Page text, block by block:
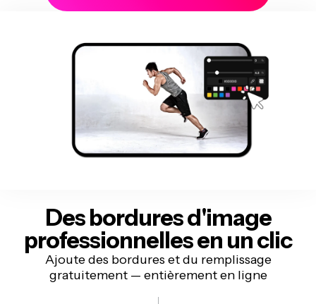
Des bordures d'image
professionnelles en un clic
Ajoute des bordures et du remplissage
gratuitement — entièrement en ligne